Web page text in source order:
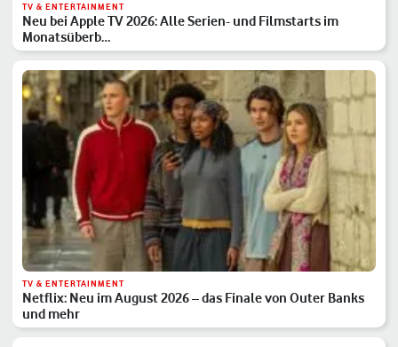
TV & ENTERTAINMENT
Neu bei Apple TV 2026: Alle Serien- und Filmstarts im
Monatsüberb…
TV & ENTERTAINMENT
Netflix: Neu im August 2026 – das Finale von Outer Banks
und mehr